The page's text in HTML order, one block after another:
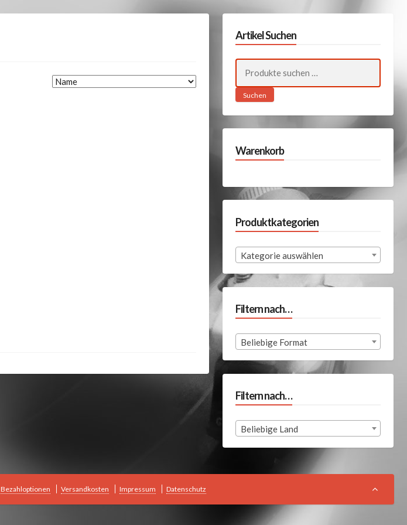
Artikel Suchen
nach:
Suchen
Warenkorb
Produktkategorien
Kategorie auswählen
Filtern nach…
Beliebige Format
Filtern nach…
Beliebige Land
Bezahloptionen Versandkosten Impressum Datenschutz